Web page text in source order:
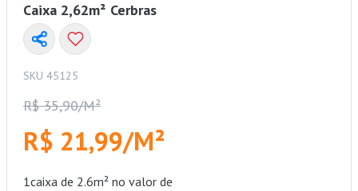
Caixa 2,62m² Cerbras
SKU 45125
R$ 35,90/M²
R$ 21,99/M²
1caixa de 2.6m² no valor de